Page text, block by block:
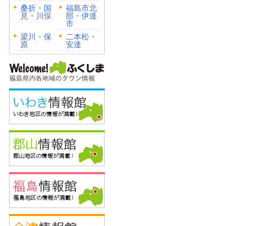
桑折・国
見・川俣
福島市北
部・伊達
市
梁川・保
原
二本松・
安達